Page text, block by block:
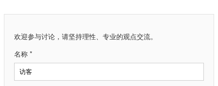
欢迎参与讨论，请坚持理性、专业的观点交流。
名称 *